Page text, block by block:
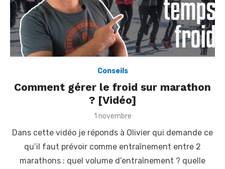
Conseils
Comment gérer le froid sur marathon
? [Vidéo]
P
s
e
d
1 novembre
Dans cette vidéo je réponds à Olivier qui demande ce
qu’il faut prévoir comme entraînement entre 2
marathons : quel volume d’entraînement ? quelle